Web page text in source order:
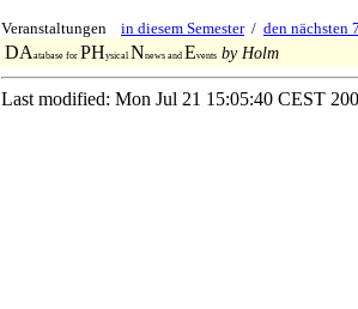
Veranstaltungen in diesem Semester/ den nächsten
DA atabase for PHysical Nnews and Events by Holm
Last modified: Mon Jul 21 15:05:40 CEST